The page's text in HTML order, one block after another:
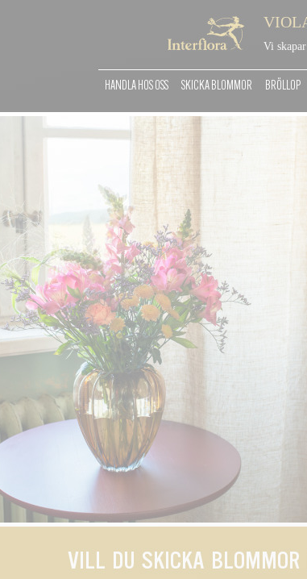
Vi
HANDLA HOS OSS SKICKA BLOMMOR BRÖLLOP
VILL DU SKICKA